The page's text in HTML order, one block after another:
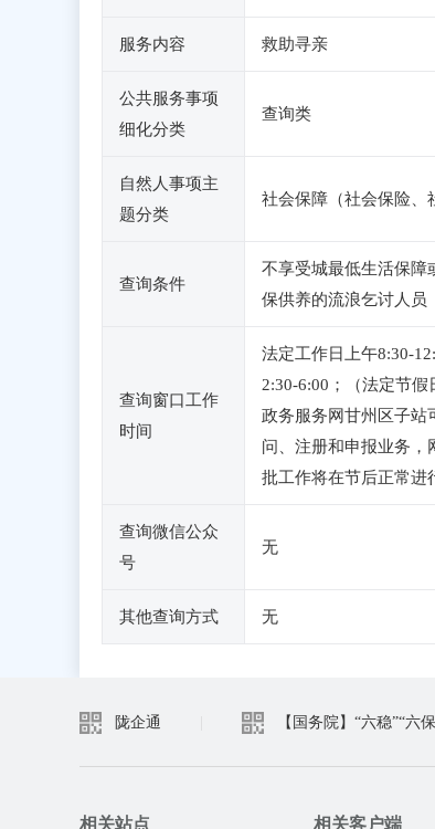
服务内容 救助寻亲
公共服务事项
细化分类
查询类
自然人事项主
题分类
社会保障（社会保险、
查询条件
不享受城最低生活保障
保供养的流浪乞讨人员
查询窗口工作
时间
法定工作日上午8:30-
2:30-6:00；（法定节假
政务服务网甘州区子站
问、注册和申报业务，
批工作将在节后正常进
查询微信公众
号
无
其他查询方式 无
陇企通 【国务院】“六稳”“六
相关站点 相关客户端